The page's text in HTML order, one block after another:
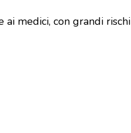
ai medici, con grandi rischi